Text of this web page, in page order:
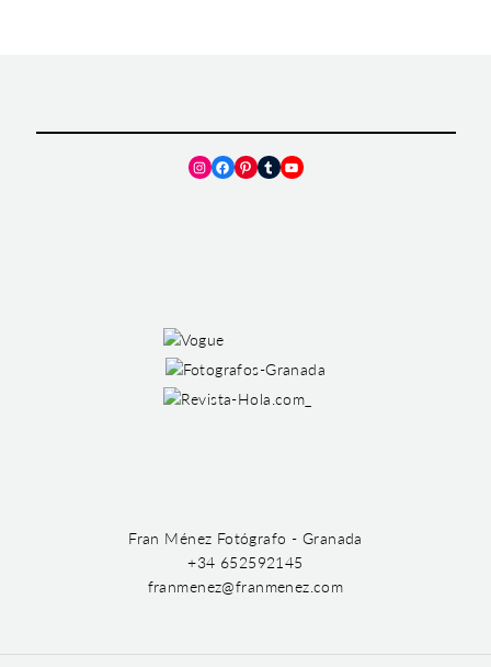
Instagram
Facebook
Pinterest
TumblrYouTube
Fran Ménez Fotógrafo - Granada
+34 652592145
franmenez@franmenez.com